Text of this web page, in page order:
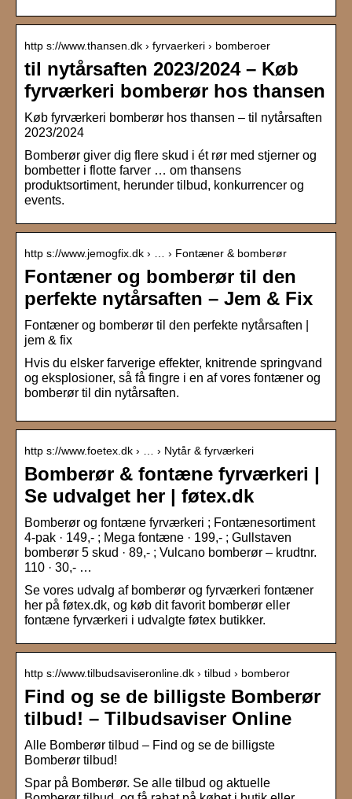
http s://www.thansen.dk › fyrvaerkeri › bomberoer
til nytårsaften 2023/2024 – Køb
fyrværkeri bomberør hos thansen
Køb fyrværkeri bomberør hos thansen – til nytårsaften
2023/2024
Bomberør giver dig flere skud i ét rør med stjerner og
bombetter i flotte farver … om thansens
produktsortiment, herunder tilbud, konkurrencer og
events.
http s://www.jemogfix.dk › … › Fontæner & bomberør
Fontæner og bomberør til den
perfekte nytårsaften – Jem & Fix
Fontæner og bomberør til den perfekte nytårsaften |
jem & fix
Hvis du elsker farverige effekter, knitrende springvand
og eksplosioner, så få fingre i en af vores fontæner og
bomberør til din nytårsaften.
http s://www.foetex.dk › … › Nytår & fyrværkeri
Bomberør & fontæne fyrværkeri |
Se udvalget her | føtex.dk
Bomberør og fontæne fyrværkeri ; Fontænesortiment
4-pak · 149,- ; Mega fontæne · 199,- ; Gullstaven
bomberør 5 skud · 89,- ; Vulcano bomberør – krudtnr.
110 · 30,- …
Se vores udvalg af bomberør og fyrværkeri fontæner
her på føtex.dk, og køb dit favorit bomberør eller
fontæne fyrværkeri i udvalgte føtex butikker.
http s://www.tilbudsaviseronline.dk › tilbud › bomberor
Find og se de billigste Bomberør
tilbud! – Tilbudsaviser Online
Alle Bomberør tilbud – Find og se de billigste
Bomberør tilbud!
Spar på Bomberør. Se alle tilbud og aktuelle